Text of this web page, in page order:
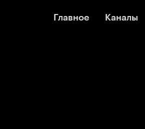
Главное Каналы
Главное Каналы